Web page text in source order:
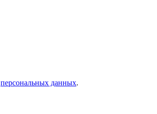
персональных данных.